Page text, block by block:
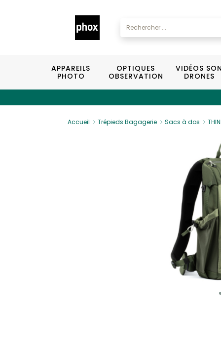
APPAREILS
PHOTO
OPTIQUES
OBSERVATION
VIDÉOS
DRONES
Accueil Trépieds Bagagerie Sacs à dos